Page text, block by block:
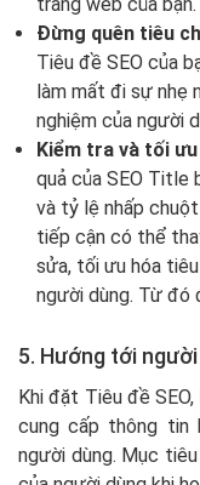
Đừng quên tiêu
Tiêu đề SEO của
làm mất đi sự nhẹ
nghiệm của người
Kiểm tra và tối
quả của SEO Title
và tỷ lệ nhấp
tiếp cận có thể
sửa, tối ưu hóa
người dùng. Từ
5. Hướng tới
Khi đặt Tiêu đề
cung cấp thông tin
người dùng. Mục